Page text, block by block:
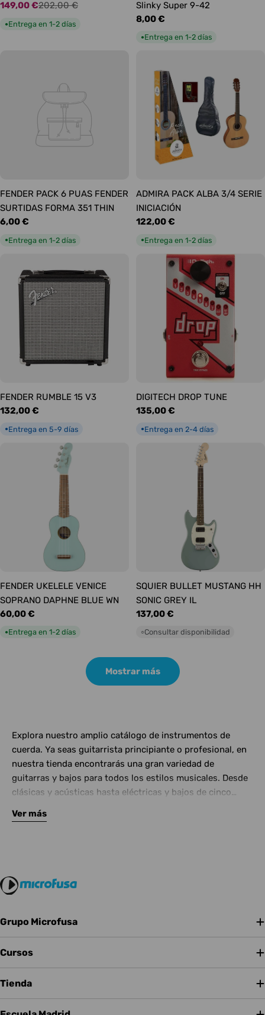
Precio
de
149,00 €
Precio
habitual
202,00 €
●Entrega en 1-2 días
Slinky Super 9-42
Precio
habitual
8,00 €
●Entrega en 1-2 días
FENDER PACK 6 PUAS FENDER
SURTIDAS FORMA 351 THIN
Precio
6,00 €
●Entrega en 1-2 días
ADMIRA PACK ALBA 3/4 SERIE
INICIACIÓN
Precio
122,00 €
●Entrega en 1-2 días
FENDER RUMBLE 15 V3
Precio
132,00 €
●Entrega en 5-9 días
DIGITECH DROP TUNE
Precio
135,00 €
●Entrega en 2-4 días
FENDER UKELELE VENICE
SOPRANO DAPHNE BLUE WN
Precio
habitual
60,00 €
●Entrega en 1-2 días
SQUIER BULLET MUSTANG HH
SONIC GREY IL
Precio
habitual
137,00 €
○Consultar disponibilidad
Mostrar más
Explora nuestro amplio catálogo de instrumentos de
cuerda. Ya seas guitarrista principiante o profesional, en
nuestra tienda encontrarás una gran variedad de
guitarras y bajos para todos los estilos musicales. Desde
clásicas y acústicas hasta eléctricas y bajos de cinco
Complementa tu instrumento con amplificadores de
Ver más
Grupo Microfusa
Cursos
Tienda